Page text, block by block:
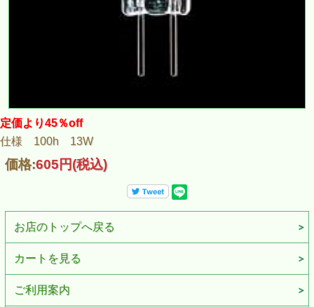
定価より45％off
仕様 100h 13W
価格:605円(税込)
お店のトップへ戻る
カートを見る
ご利用案内